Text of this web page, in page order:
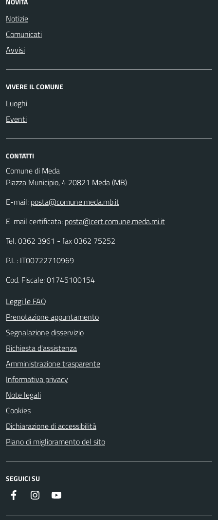
Notizie
Comunicati
Avvisi
VIVERE IL COMUNE
Luoghi
Eventi
CONTATTI
Comune di Meda
Piazza Municipio, 4 20821 Meda (MB)
E-mail: posta@comune.meda.mb.it
E-mail certificata: posta@cert.comune.meda.mi.it
Tel. 0362 3961 - fax 0362 75252
P.I. : IT00722710969
Cod. Fiscale: 01745100154
Leggi le FAQ
Prenotazione appuntamento
Segnalazione disservizio
Richiesta d'assistenza
Amministrazione trasparente
Informativa privacy
Note legali
Cookies
Dichiarazione di accessibilità
Piano di miglioramento del sito
SEGUICI SU
InstagramYouTube